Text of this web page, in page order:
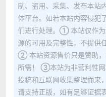
制、盗用、采集、发布本站
体平台。如若本站内容侵犯
们进行处理。① 本站仅作为
源的可用及完整性，不提供
② 本站资源售价只是赞助，
所需！ ③本站为非营利性网
投稿和互联网收集整理而
请支持正版，如有足够证据